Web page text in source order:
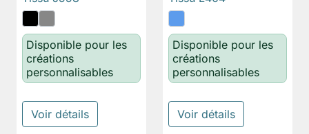
Disponible pour les
créations
personnalisables
Voir détails
Disponible pour les
créations
personnalisables
Voir détails